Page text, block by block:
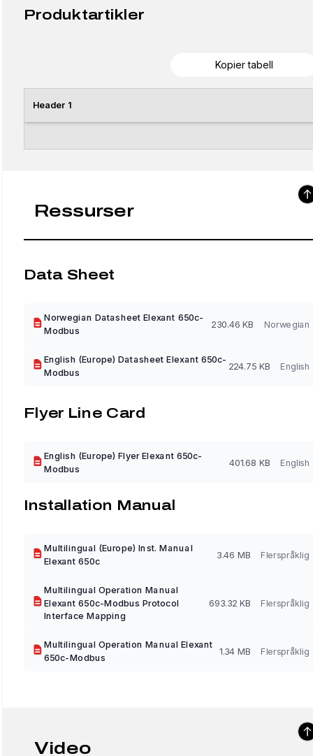
Produktartikler
Kopier tabell
Header 1
Ressurser
Data Sheet
Norwegian Datasheet Elexant 650c-
Modbus
230.46 KB Norwegian
English (Europe) Datasheet Elexant 650c-
Modbus
224.75 KB English
Flyer Line Card
English (Europe) Flyer Elexant 650c-
Modbus
401.68 KB English
Installation Manual
Multilingual (Europe) Inst. Manual
Elexant 650c
3.46 MB Flerspråklig
Multilingual Operation Manual
Elexant 650c-Modbus Protocol
Interface Mapping
693.32 KB Flerspråklig
Multilingual Operation Manual Elexant
650c-Modbus
1.34 MB Flerspråklig
Video